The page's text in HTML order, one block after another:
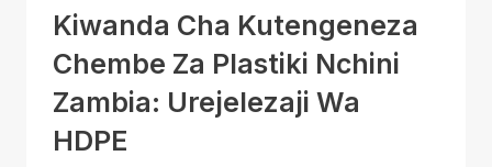
Kiwanda Cha Kutengeneza
Chembe Za Plastiki Nchini
Zambia: Urejelezaji Wa
HDPE